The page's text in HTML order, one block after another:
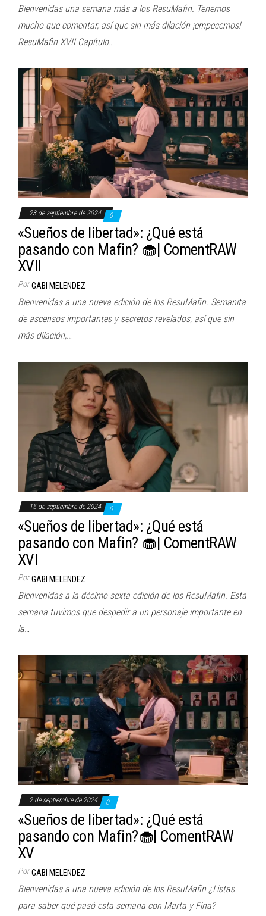
Bienvenidas una semana más a los ResuMafin. Tenemos
mucho que comentar, así que sin más dilación ¡empecemos!
ResuMafin XVII Capítulo…
23 de septiembre de 2024 0
«Sueños de libertad»: ¿Qué está
pasando con Mafin? 🧁| ComentRAW
XVII
Por GABI MELENDEZ
Bienvenidas a una nueva edición de los ResuMafin. Semanita
de ascensos importantes y secretos revelados, así que sin
más dilación,…
15 de septiembre de 2024 0
«Sueños de libertad»: ¿Qué está
pasando con Mafin? 🧁| ComentRAW
XVI
Por GABI MELENDEZ
Bienvenidas a la décimo sexta edición de los ResuMafin. Esta
semana tuvimos que despedir a un personaje importante en
la…
2 de septiembre de 2024 0
«Sueños de libertad»: ¿Qué está
pasando con Mafin?🧁| ComentRAW
XV
Por GABI MELENDEZ
Bienvenidas a una nueva edición de los ResuMafin ¿Listas
para saber qué pasó esta semana con Marta y Fina?